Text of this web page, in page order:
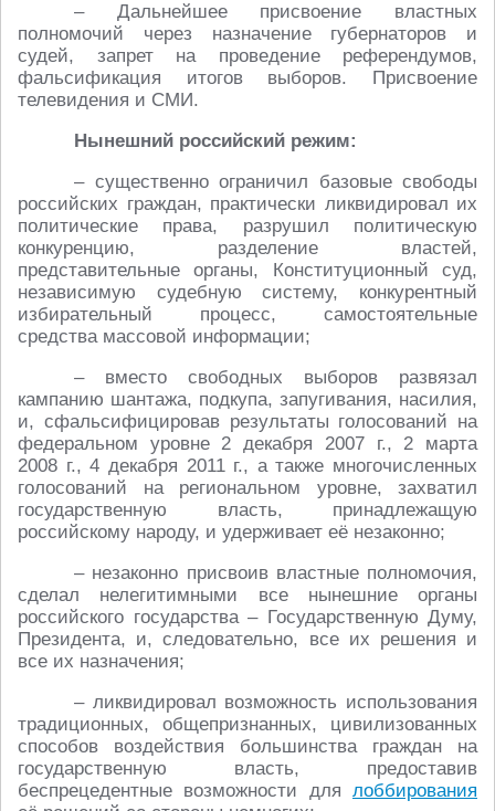
– Дальнейшее присвоение властных
полномочий через назначение губернаторов и
судей, запрет на проведение референдумов,
фальсификация итогов выборов. Присвоение
телевидения и СМИ.
Нынешний российский режим:
– существенно ограничил базовые свободы
российских граждан, практически ликвидировал их
политические права, разрушил политическую
конкуренцию, разделение властей,
представительные органы, Конституционный суд,
независимую судебную систему, конкурентный
избирательный процесс, самостоятельные
средства массовой информации;
– вместо свободных выборов развязал
кампанию шантажа, подкупа, запугивания, насилия,
и, сфальсифицировав результаты голосований на
федеральном уровне 2 декабря 2007 г., 2 марта
2008 г., 4 декабря 2011 г., а также многочисленных
голосований на региональном уровне, захватил
государственную власть, принадлежащую
российскому народу, и удерживает её незаконно;
– незаконно присвоив властные полномочия,
сделал нелегитимными все нынешние органы
российского государства – Государственную Думу,
Президента, и, следовательно, все их решения и
все их назначения;
– ликвидировал возможность использования
традиционных, общепризнанных, цивилизованных
способов воздействия большинства граждан на
государственную власть, предоставив
беспрецедентные возможности для лоббирования